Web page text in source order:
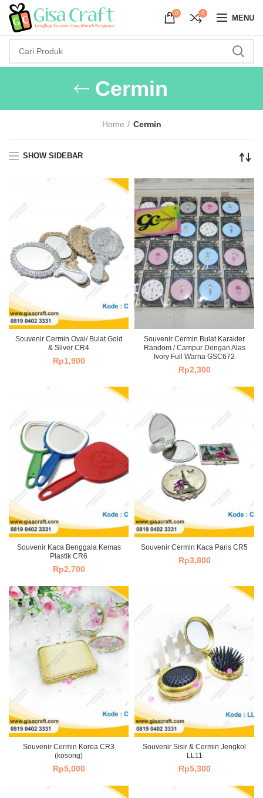
0 0 MENU
Cermin
Home Cermin
SHOW SIDEBAR
Souvenir Cermin Oval/ Bulat Gold
& Silver CR4
Rp1,900
Souvenir Cermin Bulat Karakter
Random / Campur Dengan Alas
Ivory Full Warna GSC672
Rp2,300
Souvenir Kaca Benggala Kemas
Plastik CR6
Rp2,700
Souvenir Cermin Kaca Paris CR5
Rp3,800
Souvenir Cermin Korea CR3
(kosong)
Rp5,000
Souvenir Sisir & Cermin Jengkol
LL11
Rp5,300